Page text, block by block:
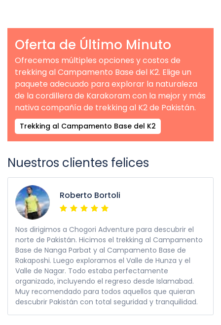
Oferta de Último Minuto
Ofrecemos múltiples opciones y costos de
trekking al Campamento Base del K2. Elige un
paquete adecuado para explorar la naturaleza
de la cordillera de Karakoram con la mejor y más
nativa compañía de trekking al K2 de Pakistán.
Trekking al Campamento Base del K2
Nuestros clientes felices
Roberto Bortoli
Nos dirigimos a Chogori Adventure para descubrir el
norte de Pakistán. Hicimos el trekking al Campamento
Base de Nanga Parbat y al Campamento Base de
Rakaposhi. Luego exploramos el Valle de Hunza y el
Valle de Nagar. Todo estaba perfectamente
organizado, incluyendo el regreso desde Islamabad.
Muy recomendado para todos aquellos que quieran
descubrir Pakistán con total seguridad y tranquilidad.